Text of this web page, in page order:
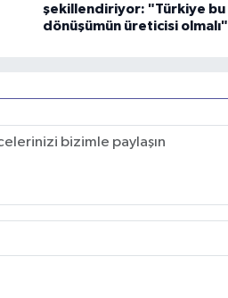
şekillendiriyor: "Türkiye bu
dönüşümün üreticisi olmalı"